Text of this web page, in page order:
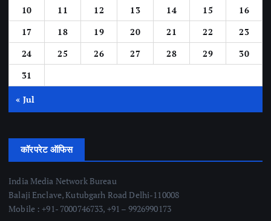
10
11 12 13 14 15
16
17
18 19 20 21 22
23
24
25 26 27 28 29
30
31
« Jul
कॉरपरेट ऑफिस
India Media Network Bureau
Balaji Enclave, Kutubgarh Road Delhi-110008
Mobile : +91- 7000746733, +91 – 9926990173